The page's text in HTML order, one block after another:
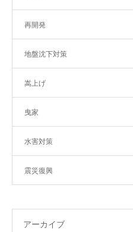
再開発
地盤沈下対策
嵩上げ
曳家
水害対策
震災復興
アーカイブ